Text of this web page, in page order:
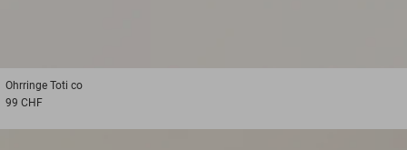
Ohrringe Toti co
99 CHF